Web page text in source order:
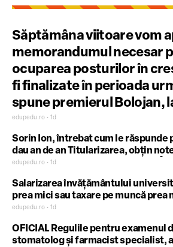
Săptămâna viitoare vom
memorandumul necesar
ocuparea posturilor în
fi finalizate în perioada
spune premierul Bolojan,
ce s-au afișat rezultatele
Titularizare 2026
edupedu.ro • 1d
Sorin Ion, întrebat cum le răspunde
dau an de an Titularizarea, obțin
post pe perioadă nedeterminată: În
posturile titularizabile / La niciun
garanta de la început asigurarea
edupedu.ro • 1d
Salarizarea învățământului
prea mici sau taxare pe muncă prea
între salariile propuse în noua lege a
cercetător Cristian Vraciu
edupedu.ro • 1d
OFICIAL Regulile pentru examenul
stomatolog și farmacist specialist,